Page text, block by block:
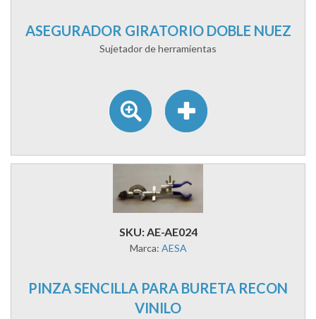
ASEGURADOR GIRATORIO DOBLE NUEZ
Sujetador de herramientas
SKU: AE-AE024
Marca: AESA
PINZA SENCILLA PARA BURETA RECON
VINILO